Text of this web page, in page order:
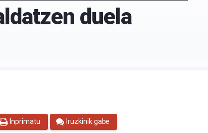
duela
Inprimatu Iruzkinik gabe